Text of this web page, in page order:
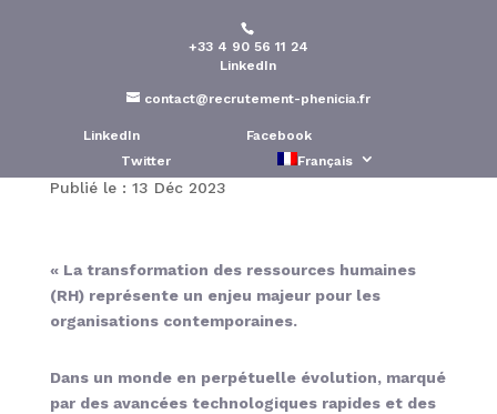
+33 4 90 56 11 24
LinkedIn
contact@recrutement-phenicia.fr
LinkedIn
Facebook
Twitter
Français
La transformation des
ressources humaines en
entreprise
Publié le : 13 Déc 2023
« La transformation des ressources humaines
(RH) représente un enjeu majeur pour les
organisations contemporaines.
Dans un monde en perpétuelle évolution, marqué
par des avancées technologiques rapides et des